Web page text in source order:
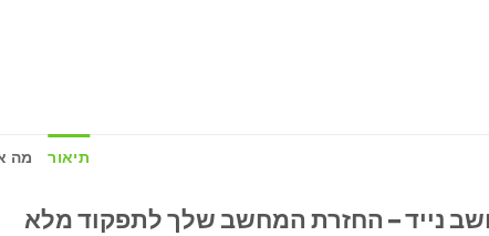
תיאור מה
נייד – החזרת המחשב שלך לתפקוד מלא